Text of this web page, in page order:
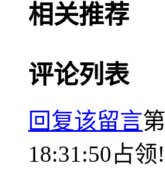
相关推荐
评论列表
回复该留言第
18:31:50占领!